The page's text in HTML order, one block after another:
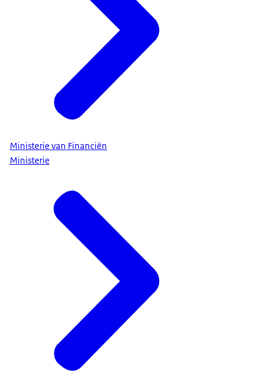
Ministerie van Financiën
Ministerie